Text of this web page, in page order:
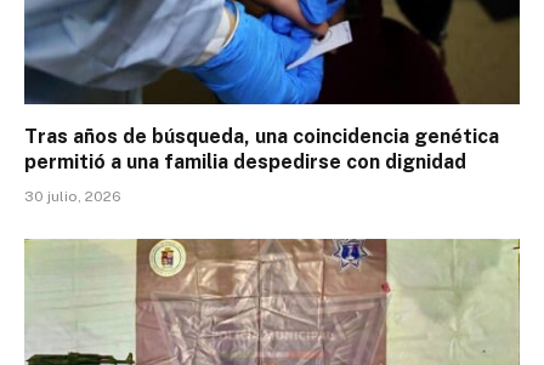
Tras años de búsqueda, una coincidencia genética
permitió a una familia despedirse con dignidad
30 julio, 2026